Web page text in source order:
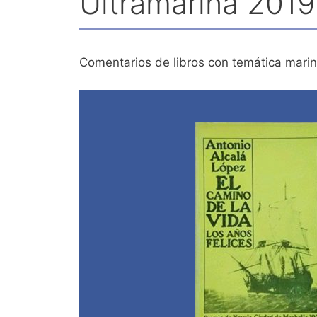
Comentarios de libros con temática